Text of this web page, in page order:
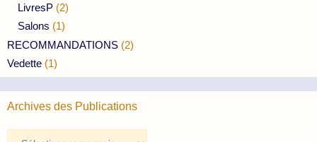
LivresP (2)
Salons (1)
RECOMMANDATIONS (2)
Vedette (1)
Archives des Publications